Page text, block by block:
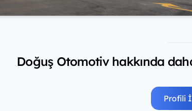
Doğuş Otomotiv hakkında
Profili